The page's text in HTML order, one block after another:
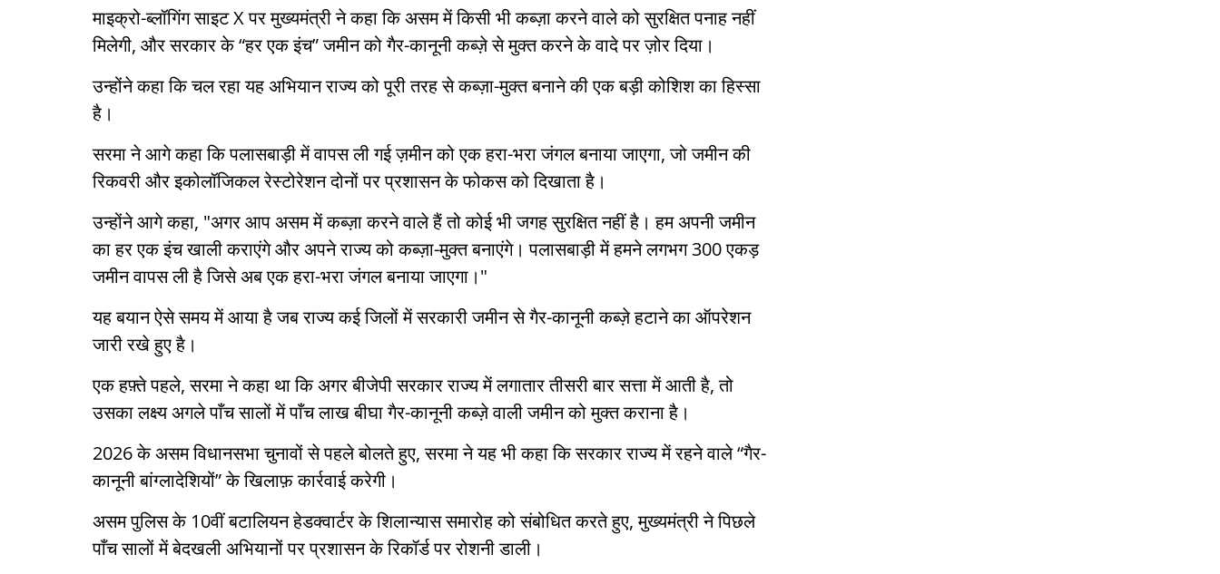
माइक्रो-ब्लॉगिंग साइट X पर मुख्यमंत्री ने कहा कि असम में किसी भी कब्ज़ा करने वाले को सुरक्षित पनाह नहीं
मिलेगी, और सरकार के “हर एक इंच” जमीन को गैर-कानूनी कब्ज़े से मुक्त करने के वादे पर ज़ोर दिया।
उन्होंने कहा कि चल रहा यह अभियान राज्य को पूरी तरह से कब्ज़ा-मुक्त बनाने की एक बड़ी कोशिश का हिस्सा
है।
सरमा ने आगे कहा कि पलासबाड़ी में वापस ली गई ज़मीन को एक हरा-भरा जंगल बनाया जाएगा, जो जमीन की
रिकवरी और इकोलॉजिकल रेस्टोरेशन दोनों पर प्रशासन के फोकस को दिखाता है।
उन्होंने आगे कहा, "अगर आप असम में कब्ज़ा करने वाले हैं तो कोई भी जगह सुरक्षित नहीं है। हम अपनी जमीन
का हर एक इंच खाली कराएंगे और अपने राज्य को कब्ज़ा-मुक्त बनाएंगे। पलासबाड़ी में हमने लगभग 300 एकड़
जमीन वापस ली है जिसे अब एक हरा-भरा जंगल बनाया जाएगा।"
यह बयान ऐसे समय में आया है जब राज्य कई जिलों में सरकारी जमीन से गैर-कानूनी कब्ज़े हटाने का ऑपरेशन
जारी रखे हुए है।
एक हफ़्ते पहले, सरमा ने कहा था कि अगर बीजेपी सरकार राज्य में लगातार तीसरी बार सत्ता में आती है, तो
उसका लक्ष्य अगले पाँच सालों में पाँच लाख बीघा गैर-कानूनी कब्ज़े वाली जमीन को मुक्त कराना है।
2026 के असम विधानसभा चुनावों से पहले बोलते हुए, सरमा ने यह भी कहा कि सरकार राज्य में रहने वाले “गैर-
कानूनी बांग्लादेशियों” के खिलाफ़ कार्रवाई करेगी।
असम पुलिस के 10वीं बटालियन हेडक्वार्टर के शिलान्यास समारोह को संबोधित करते हुए, मुख्यमंत्री ने पिछले
पाँच सालों में बेदखली अभियानों पर प्रशासन के रिकॉर्ड पर रोशनी डाली।